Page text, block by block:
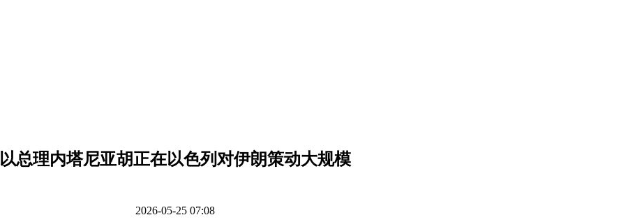
以总理内塔尼亚胡正在以色列对伊朗策动大规模
2026-05-25 07:08